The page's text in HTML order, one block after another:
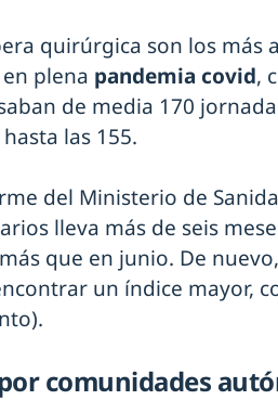
quirúrgica son los más
plena pandemia covid,
de media 170
las 155.
del Ministerio de
lleva más de seis
que en junio. De
un índice mayor,
comunidades